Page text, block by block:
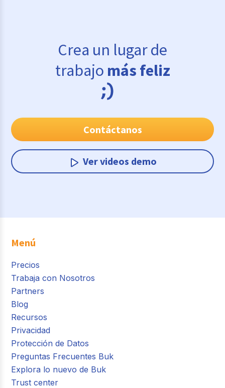
Crea un lugar de
trabajo más feliz
Contáctanos
Ver videos demo
Menú
Precios
Trabaja con Nosotros
Partners
Blog
Recursos
Privacidad
Protección de Datos
Preguntas Frecuentes Buk
Explora lo nuevo de Buk
Trust center